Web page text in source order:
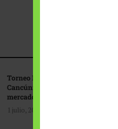
Torneo Internacional de Pesca
Cancún: Navegando hacia nuevos
mercados
1 julio, 2026